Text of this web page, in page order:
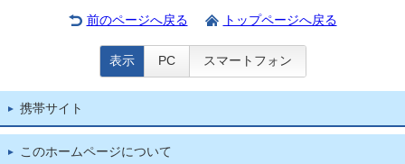
前のページへ戻る トップページへ戻る
表示 PC スマートフォン
携帯サイト
このホームページについて